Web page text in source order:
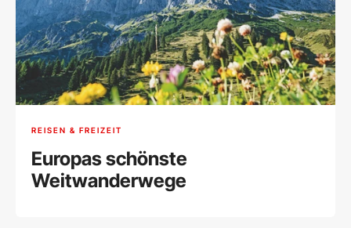
REISEN & FREIZEIT
Europas schönste
Weitwanderwege